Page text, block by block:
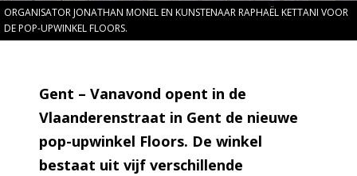
ORGANISATOR JONATHAN MONEL EN KUNSTENAAR RAPHAËL KETTANI VOOR
DE POP-UPWINKEL FLOORS.
Gent – Vanavond opent in de
Vlaanderenstraat in Gent de nieuwe
pop-upwinkel Floors. De winkel
bestaat uit vijf verschillende